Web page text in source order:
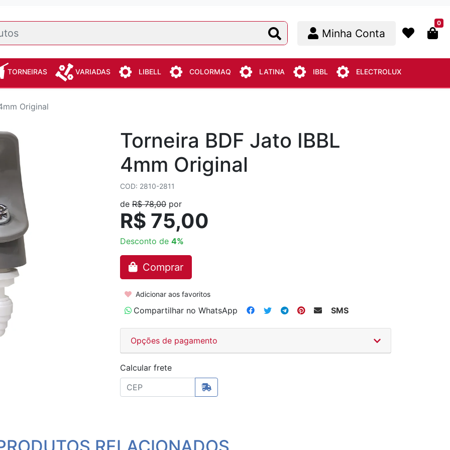
Minha Conta
0
TORNEIRAS VARIADAS LIBELL COLORMAQ LATINA IBBL ELECTROLUX
Original
Torneira BDF Jato IBBL
4mm Original
COD: 2810-2811
de R$ 78,00 por
R$ 75,00
Desconto de 4%
Comprar
Adicionar aos favoritos
Compartilhar no WhatsApp SMS
Opções de pagamento
Calcular frete